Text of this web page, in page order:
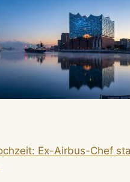
Ex-Airbus-Chef